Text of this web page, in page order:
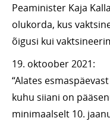
Peaminister Kaja
olukorda, kus
õigusi kui
19. oktoober 2021:
“Alates
kuhu siiani on
minimaalselt 10.